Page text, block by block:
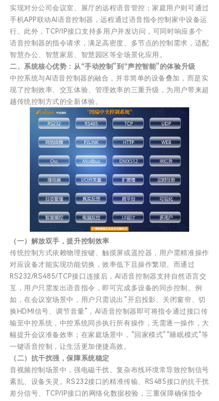
实现对分公司会议室、展厅的远程语音管控；家庭用户则可通过
手机APP联动AI语音控制器，远程通过语音指令控制家中设备运
行。此外，TCP/IP接口支持多用户并发访问，可同时响应多个
语音控制器的指令请求，满足高密度、多节点的控制需求，适配
智慧办公、智慧家居、智慧园区等全场景化应用。
二、系统核心优势：从“手动控制”到“声控智能”的体验升级
中控系统与AI语音控制器的融合，并非简单的设备叠加，而是实
现了控制效率、交互体验、管理效率的三重升级，为用户带来超
越传统控制方式的全新体验。
（一）解放双手，提升控制效率
传统控制方式依赖物理按键、触摸屏或遥控器，用户需精准操作
对应设备才能实现功能切换，效率低下且操作繁琐。而通过
RS232/RS485/TCP接口连接后，AI语音控制器支持自然语言交
互，用户只需发出语音指令，即可完成多设备的同步控制。例
如，在会议室场景中，用户只需说出“开启投影、关闭窗帘、切
换HDMI信号、调节音量”，AI语音控制器即可将指令通过接口传
输至中控系统，中控系统同步执行所有操作，无需逐一操作，大
幅提升会议准备效率；在家庭场景中，“回家模式”“睡眠模式”等
一键语音控制，让生活更加便捷高效。
（二）抗干扰强，保障系统稳定
音视频控制场景中，强电磁干扰、复杂布线环境常导致控制信号
紊乱、设备失灵。RS232接口的精准传输、RS485接口的抗干扰
差分信号、TCP/IP接口的网络化数据校验，三重保障确保指令